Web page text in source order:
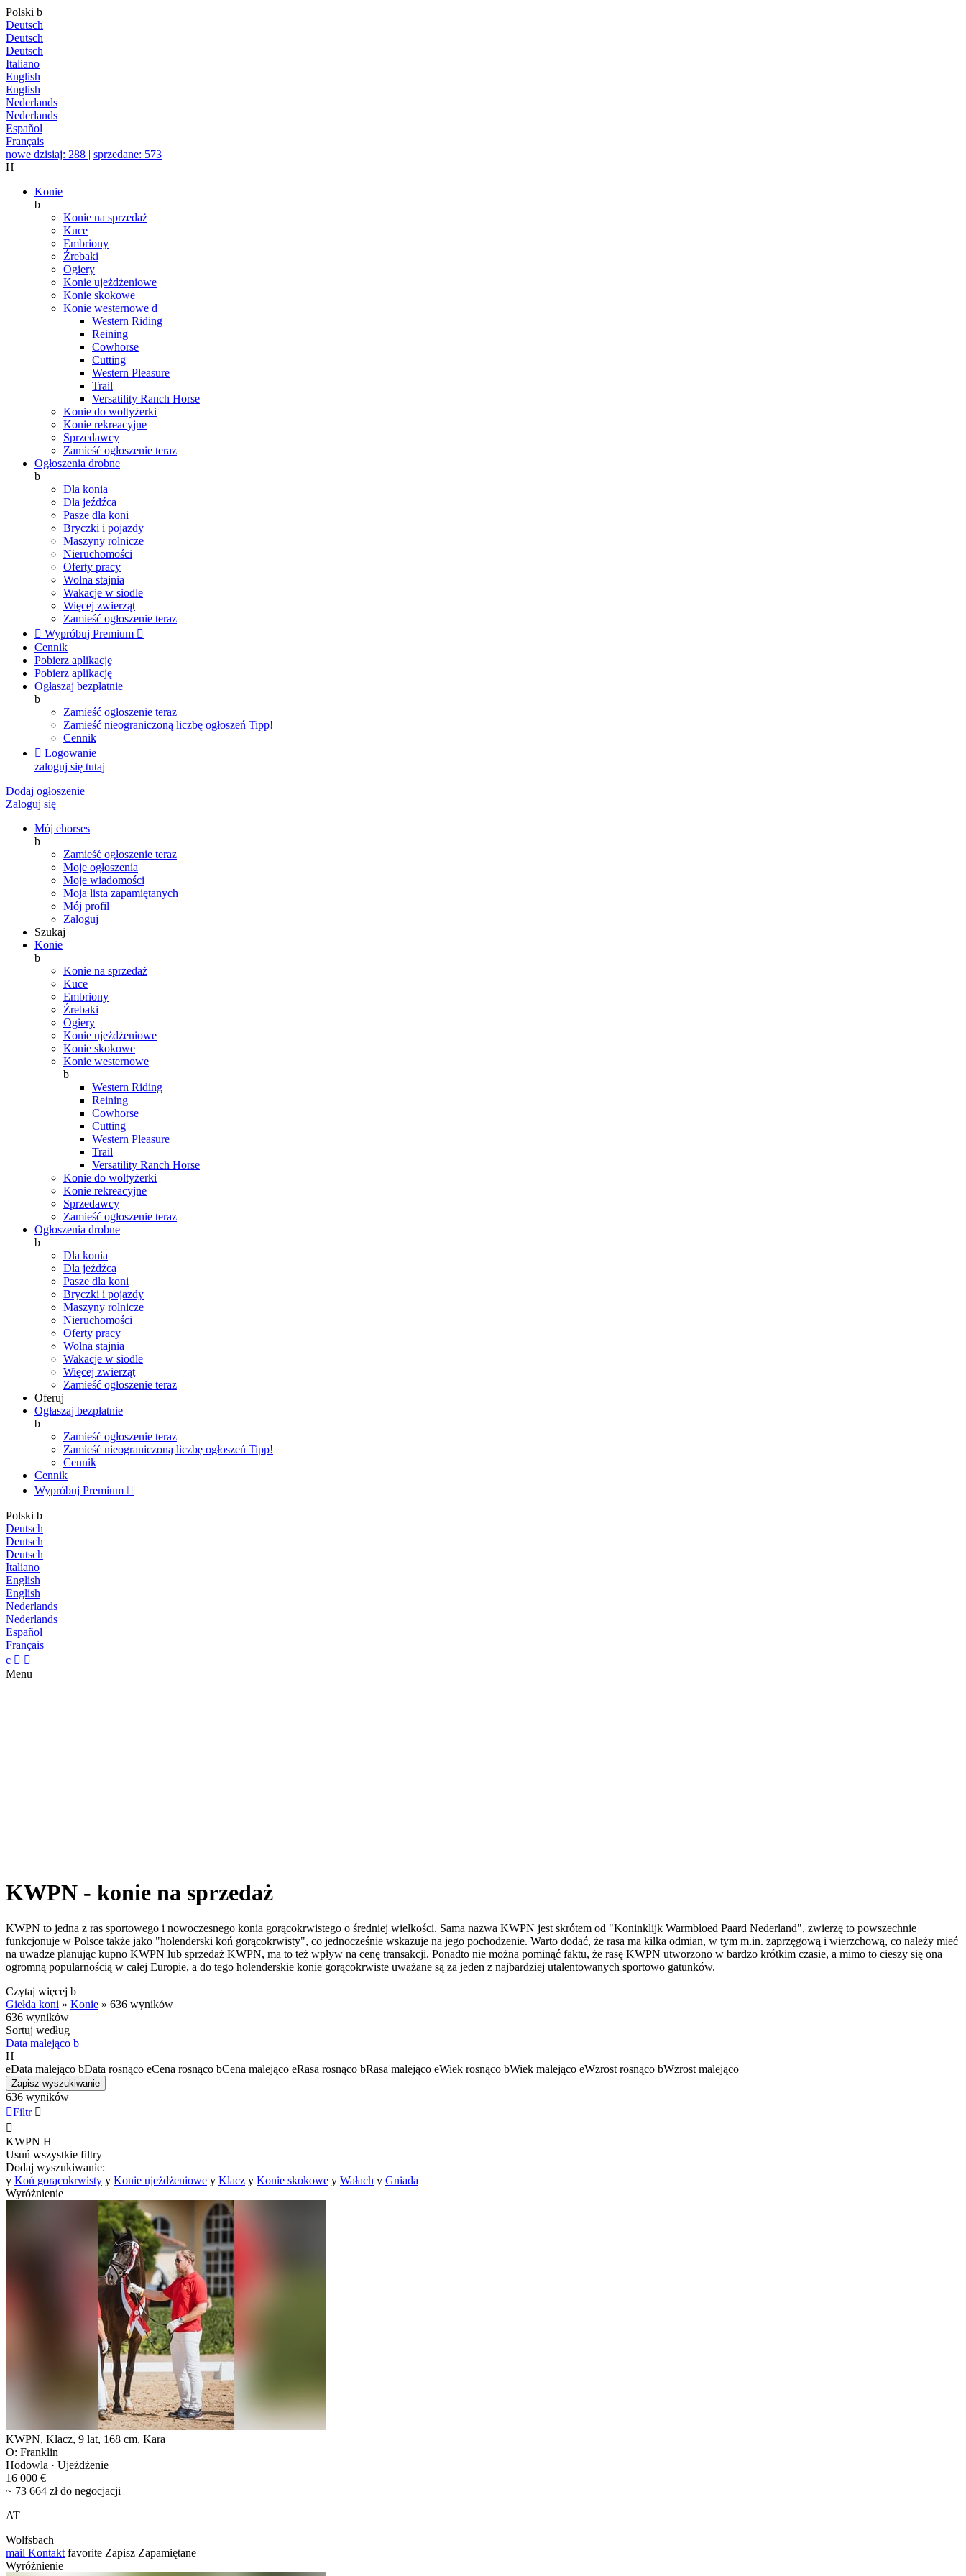
Polski b
Deutsch
Deutsch
Deutsch
Italiano
English
English
Nederlands
Nederlands
Español
Français
nowe dzisiaj: 288 | sprzedane: 573
H
Konie
b
Konie na sprzedaż
Kuce
Embriony
Źrebaki
Ogiery
Konie ujeżdżeniowe
Konie skokowe
Konie westernowe d
Western Riding
Reining
Cowhorse
Cutting
Western Pleasure
Trail
Versatility Ranch Horse
Konie do woltyżerki
Konie rekreacyjne
Sprzedawcy
Zamieść ogłoszenie teraz
Ogłoszenia drobne
b
Dla konia
Dla jeźdźca
Pasze dla koni
Bryczki i pojazdy
Maszyny rolnicze
Nieruchomości
Oferty pracy
Wolna stajnia
Wakacje w siodle
Więcej zwierząt
Zamieść ogłoszenie teraz
 Wypróbuj Premium 
Cennik
Pobierz aplikację
Pobierz aplikację
Ogłaszaj bezpłatnie
b
Zamieść ogłoszenie teraz
Zamieść nieograniczoną liczbę ogłoszeń Tipp!
Cennik
 Logowanie
zaloguj się tutaj
Dodaj ogłoszenie
Zaloguj się
Mój ehorses
b
Zamieść ogłoszenie teraz
Moje ogłoszenia
Moje wiadomości
Moja lista zapamiętanych
Mój profil
Zaloguj
Szukaj
Konie
b
Konie na sprzedaż
Kuce
Embriony
Źrebaki
Ogiery
Konie ujeżdżeniowe
Konie skokowe
Konie westernowe
b
Western Riding
Reining
Cowhorse
Cutting
Western Pleasure
Trail
Versatility Ranch Horse
Konie do woltyżerki
Konie rekreacyjne
Sprzedawcy
Zamieść ogłoszenie teraz
Ogłoszenia drobne
b
Dla konia
Dla jeźdźca
Pasze dla koni
Bryczki i pojazdy
Maszyny rolnicze
Nieruchomości
Oferty pracy
Wolna stajnia
Wakacje w siodle
Więcej zwierząt
Zamieść ogłoszenie teraz
Oferuj
Ogłaszaj bezpłatnie
b
Zamieść ogłoszenie teraz
Zamieść nieograniczoną liczbę ogłoszeń Tipp!
Cennik
Cennik
Wypróbuj Premium 
Polski b
Deutsch
Deutsch
Deutsch
Italiano
English
English
Nederlands
Nederlands
Español
Français
c  
Menu
KWPN - konie na sprzedaż
KWPN to jedna z ras sportowego i nowoczesnego konia gorącokrwistego o średniej wielkości. Sama nazwa KWPN jest skrótem od "Koninklijk Warmbloed Paard Nederland", zwierzę to powszechnie
funkcjonuje w Polsce także jako "holenderski koń gorącokrwisty", co jednocześnie wskazuje na jego pochodzenie. Warto dodać, że rasa ma kilka odmian, w tym m.in. zaprzęgową i wierzchową, co należy mieć
na uwadze planując kupno KWPN lub sprzedaż KWPN, ma to też wpływ na cenę transakcji. Ponadto nie można pominąć faktu, że rasę KWPN utworzono w bardzo krótkim czasie, a mimo to cieszy się ona
ogromną popularnością w całej Europie, a do tego holenderskie konie gorącokrwiste uważane są za jeden z najbardziej utalentowanych sportowo gatunków.
Czytaj więcej b
Giełda koni » Konie » 636 wyników
636 wyników
Sortuj według
Data malejąco b
H
eData malejąco bData rosnąco eCena rosnąco bCena malejąco eRasa rosnąco bRasa malejąco eWiek rosnąco bWiek malejąco eWzrost rosnąco bWzrost malejąco
Zapisz wyszukiwanie
636 wyników
Filtr 

KWPN H
Usuń wszystkie filtry
Dodaj wyszukiwanie:
y Koń gorącokrwisty y Konie ujeżdżeniowe y Klacz y Konie skokowe y Wałach y Gniada
Wyróżnienie
KWPN, Klacz, 9 lat, 168 cm, Kara
O: Franklin
Hodowla · Ujeżdżenie
16 000 €
~ 73 664 zł do negocjacji
AT
Wolfsbach
mail Kontakt favorite Zapisz Zapamiętane
Wyróżnienie